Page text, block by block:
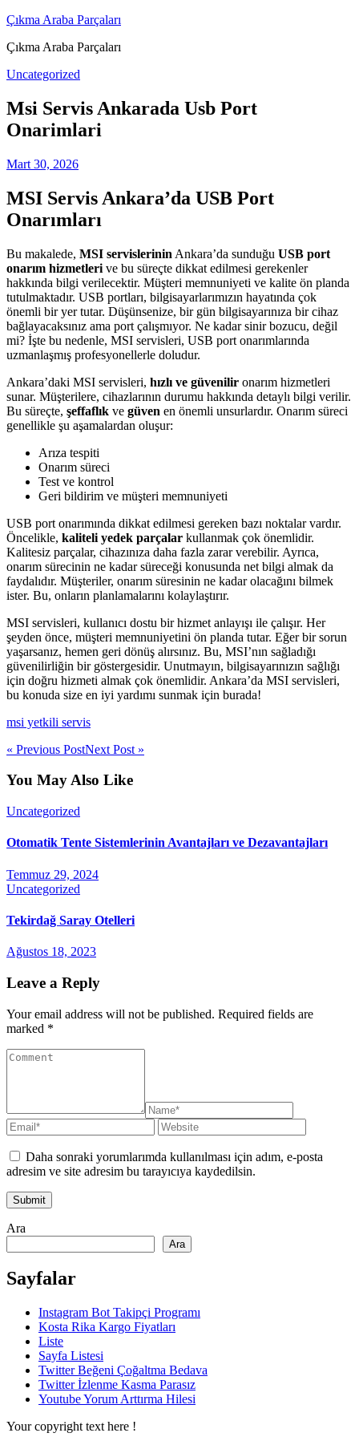
Skip
content
Çıkma Araba Parçaları
Çıkma Araba Parçaları
Uncategorized
Msi Servis Ankarada Usb Port
Onarimlari
Mart 30, 2026
MSI Servis Ankara’da USB Port
Onarımları
Bu makalede, MSI servislerinin Ankara’da sunduğu USB port
onarım hizmetleri ve bu süreçte dikkat edilmesi gerekenler
hakkında bilgi verilecektir. Müşteri memnuniyeti ve kalite ön planda
tutulmaktadır. USB portları, bilgisayarlarımızın hayatında çok
önemli bir yer tutar. Düşünsenize, bir gün bilgisayarınıza bir cihaz
bağlayacaksınız ama port çalışmıyor. Ne kadar sinir bozucu, değil
mi? İşte bu nedenle, MSI servisleri, USB port onarımlarında
uzmanlaşmış profesyonellerle doludur.
Ankara’daki MSI servisleri, hızlı ve güvenilir onarım hizmetleri
sunar. Müşterilere, cihazlarının durumu hakkında detaylı bilgi verilir.
Bu süreçte, şeffaflık ve güven en önemli unsurlardır. Onarım süreci
genellikle şu aşamalardan oluşur:
Arıza tespiti
Onarım süreci
Test ve kontrol
Geri bildirim ve müşteri memnuniyeti
USB port onarımında dikkat edilmesi gereken bazı noktalar vardır.
Öncelikle, kaliteli yedek parçalar kullanmak çok önemlidir.
Kalitesiz parçalar, cihazınıza daha fazla zarar verebilir. Ayrıca,
onarım sürecinin ne kadar süreceği konusunda net bilgi almak da
faydalıdır. Müşteriler, onarım süresinin ne kadar olacağını bilmek
ister. Bu, onların planlamalarını kolaylaştırır.
MSI servisleri, kullanıcı dostu bir hizmet anlayışı ile çalışır. Her
şeyden önce, müşteri memnuniyetini ön planda tutar. Eğer bir sorun
yaşarsanız, hemen geri dönüş alırsınız. Bu, MSI’nın sağladığı
güvenilirliğin bir göstergesidir. Unutmayın, bilgisayarınızın sağlığı
için doğru hizmeti almak çok önemlidir. Ankara’da MSI servisleri,
bu konuda size en iyi yardımı sunmak için burada!
msi yetkili servis
« Previous PostNext Post »
You May Also Like
Uncategorized
Otomatik Tente Sistemlerinin Avantajları ve Dezavantajları
Temmuz 29, 2024
Uncategorized
Tekirdağ Saray Otelleri
Ağustos 18, 2023
Leave a Reply
Your email address will not be published. Required fields are
marked *
Daha sonraki yorumlarımda kullanılması için adım, e-posta
adresim ve site adresim bu tarayıcıya kaydedilsin.
Ara
Ara
Sayfalar
Instagram Bot Takipçi Programı
Kosta Rika Kargo Fiyatları
Liste
Sayfa Listesi
Twitter Beğeni Çoğaltma Bedava
Twitter İzlenme Kasma Parasız
Youtube Yorum Arttırma Hilesi
Your copyright text here !